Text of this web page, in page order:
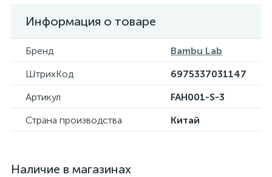
Информация о товаре
Бренд
Bambu Lab
ШтрихКод
6975337031147
Артикул
FAH001-S-3
Страна производства
Китай
Наличие в магазинах